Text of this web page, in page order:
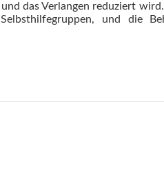
das Verlangen reduziert
und die